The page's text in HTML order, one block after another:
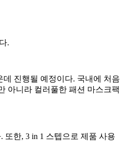
.
진행될 예정이다. 국내에 처음
아니라 컬러풀한 패션 마스크팩
또한, 3 in 1 스텝으로 제품 사용